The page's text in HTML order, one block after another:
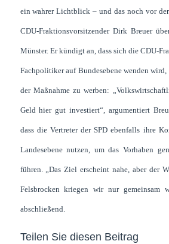
ein wahrer Lichtblick – und das noch vor
CDU-Fraktionsvorsitzender Dirk Breuer
Münster. Er kündigt an, dass sich die CDU-
Fachpolitiker auf Bundesebene wenden
der Maßnahme zu werben:
Geld hier gut investiert“, argumentiert
dass die Vertreter der SPD ebenfalls ihre
Landesebene nutzen, um das Vorhaben
führen. „Das Ziel erscheint nahe, aber der
Felsbrocken kriegen wir nur gemeinsam
abschließend.
Teilen Sie diesen Beitrag